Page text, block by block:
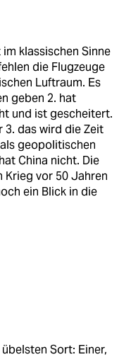
klassischen Sinne
die Flugzeuge
Luftraum. Es
geben 2. hat
und ist gescheitert.
3. das wird die Zeit
geopolitischen
China nicht. Die
Krieg vor 50 Jahren
ein Blick in die
Sort: Einer,